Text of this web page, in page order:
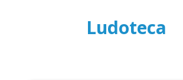
Ludoteca